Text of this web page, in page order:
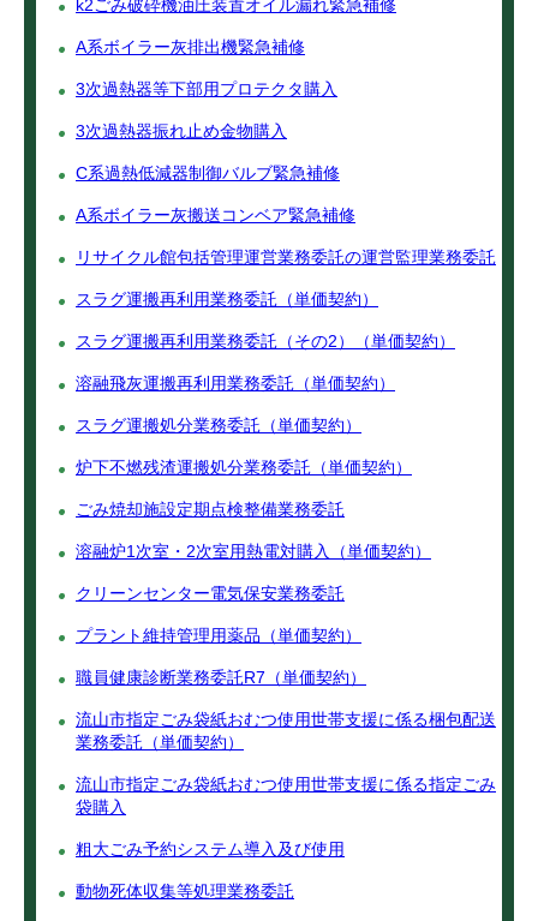
k2ごみ破砕機油圧装置オイル漏れ緊急補修
A系ボイラー灰排出機緊急補修
3次過熱器等下部用プロテクタ購入
3次過熱器振れ止め金物購入
C系過熱低減器制御バルブ緊急補修
A系ボイラー灰搬送コンベア緊急補修
リサイクル館包括管理運営業務委託の運営監理業務委託
スラグ運搬再利用業務委託（単価契約）
スラグ運搬再利用業務委託（その2）（単価契約）
溶融飛灰運搬再利用業務委託（単価契約）
スラグ運搬処分業務委託（単価契約）
炉下不燃残渣運搬処分業務委託（単価契約）
ごみ焼却施設定期点検整備業務委託
溶融炉1次室・2次室用熱電対購入（単価契約）
クリーンセンター電気保安業務委託
プラント維持管理用薬品（単価契約）
職員健康診断業務委託R7（単価契約）
流山市指定ごみ袋紙おむつ使用世帯支援に係る梱包配送
業務委託（単価契約）
流山市指定ごみ袋紙おむつ使用世帯支援に係る指定ごみ
袋購入
粗大ごみ予約システム導入及び使用
動物死体収集等処理業務委託